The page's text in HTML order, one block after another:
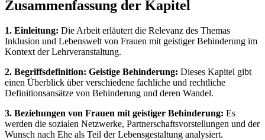
Zusammenfassung der Kapitel
1. Einleitung: Die Arbeit erläutert die Relevanz des Themas
Inklusion und Lebenswelt von Frauen mit geistiger Behinderung im
Kontext der Lehrveranstaltung.
2. Begriffsdefinition: Geistige Behinderung: Dieses Kapitel gibt
einen Überblick über verschiedene fachliche und rechtliche
Definitionsansätze von Behinderung und deren Wandel.
3. Beziehungen von Frauen mit geistiger Behinderung: Es
werden die sozialen Netzwerke, Partnerschaftsvorstellungen und der
Wunsch nach Ehe als Teil der Lebensgestaltung analysiert.